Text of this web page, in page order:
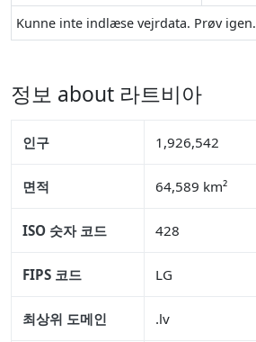
Kunne inte indlæse vejrdata. Prøv igen.
정보 about 라트비아
인구 1,926,542
면적 64,589 km²
ISO 숫자 코드 428
FIPS 코드 LG
최상위 도메인 .lv